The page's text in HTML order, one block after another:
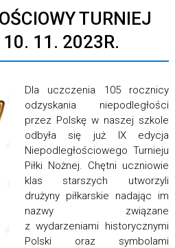
TURNIEJ
11. 2023R.
Dla uczczenia 105 rocznicy
odzyskania niepodległości
przez Polskę w naszej szkole
odbyła się już IX edycja
Niepodległościowego Turnieju
Piłki Nożnej. Chętni uczniowie
klas starszych utworzyli
drużyny piłkarskie nadając im
nazwy związane
z wydarzeniami historycznymi
Polski oraz symbolami